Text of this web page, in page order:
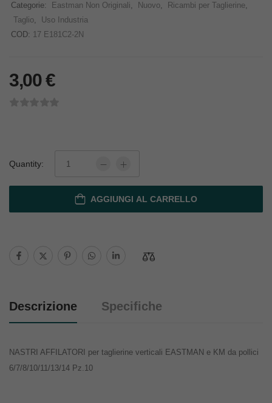
Categorie: Eastman Non Originali, Nuovo, Ricambi per Taglierine,
Taglio,
Uso Industria
COD: 17 E181C2-2N
3,00€
Quantity:
AGGIUNGI AL CARRELLO
Descrizione Specifiche
NASTRI AFFILATORI per taglierine verticali EASTMAN e KM da pollici
6/7/8/10/11/13/14 Pz.10